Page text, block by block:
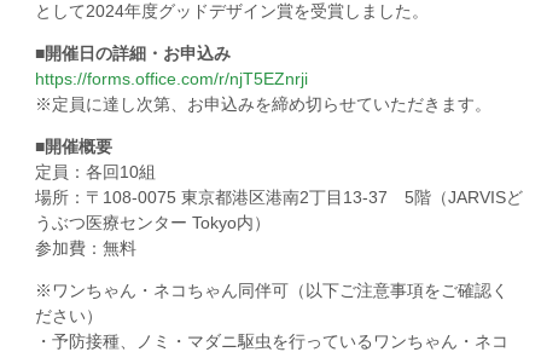
として2024年度グッドデザイン賞を受賞しました。
■開催日の詳細・お申込み
https://forms.office.com/r/njT5EZnrji
※定員に達し次第、お申込みを締め切らせていただきます。
■開催概要
定員：各回10組
場所：〒108-0075 東京都港区港南2丁目13-37 5階（JARVISど
うぶつ医療センター Tokyo内）
参加費：無料
※ワンちゃん・ネコちゃん同伴可（以下ご注意事項をご確認く
ださい）
・予防接種、ノミ・マダニ駆虫を行っているワンちゃん・ネコ